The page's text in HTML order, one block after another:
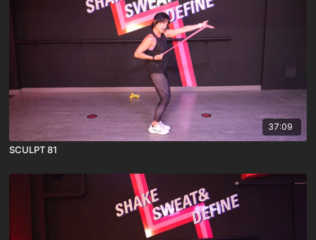
37:09
SCULPT 81